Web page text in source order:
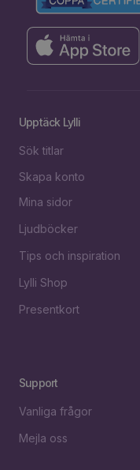
Upptäck Lylli
Sök titlar
Skapa konto
Mina sidor
Ljudböcker
Tips och inspiration
Lylli Shop
Presentkort
Support
Vanliga frågor
Mejla oss